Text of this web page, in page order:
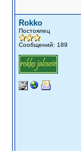
Rokko
Постоялец
Сообщений: 189